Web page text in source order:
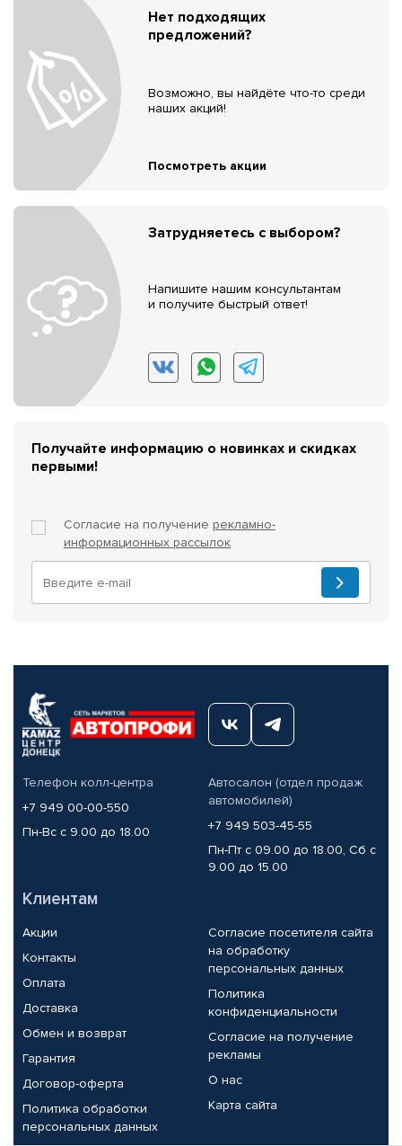
Нет подходящих
предложений?
Возможно, вы найдёте что-то среди
наших акций!
Посмотреть акции
Затрудняетесь с выбором?
Напишите нашим консультантам
и получите быстрый ответ!
Получайте информацию о новинках и скидках
первыми!
Согласие на получение рекламно-
информационных рассылок
Телефон колл-центра
+7 949 00-00-550
Пн-Вс с 9.00 до 18.00
Автосалон (отдел продаж
автомобилей)
+7 949 503-45-55
Пн-Пт с 09.00 до 18.00, Сб с
9.00 до 15.00
Клиентам
Акции
Контакты
Оплата
Доставка
Обмен и возврат
Гарантия
Договор-оферта
Политика обработки
персональных данных
Согласие посетителя сайта
на обработку
персональных данных
Политика
конфиденциальности
Согласие на получение
рекламы
О нас
Карта сайта